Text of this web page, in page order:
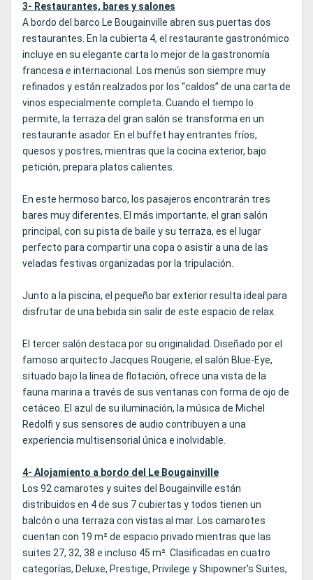
3- Restaurantes, bares y salones
A bordo del barco Le Bougainville abren sus puertas dos
restaurantes. En la cubierta 4, el restaurante gastronómico
incluye en su elegante carta lo mejor de la gastronomía
francesa e internacional. Los menús son siempre muy
refinados y están realzados por los “caldos” de una carta de
vinos especialmente completa. Cuando el tiempo lo
permite, la terraza del gran salón se transforma en un
restaurante asador. En el buffet hay entrantes fríos,
quesos y postres, mientras que la cocina exterior, bajo
petición, prepara platos calientes.
En este hermoso barco, los pasajeros encontrarán tres
bares muy diferentes. El más importante, el gran salón
principal, con su pista de baile y su terraza, es el lugar
perfecto para compartir una copa o asistir a una de las
veladas festivas organizadas por la tripulación.
Junto a la piscina, el pequeño bar exterior resulta ideal para
disfrutar de una bebida sin salir de este espacio de relax.
El tercer salón destaca por su originalidad. Diseñado por el
famoso arquitecto Jacques Rougerie, el salón Blue-Eye,
situado bajo la línea de flotación, ofrece una vista de la
fauna marina a través de sus ventanas con forma de ojo de
cetáceo. El azul de su iluminación, la música de Michel
Redolfi y sus sensores de audio contribuyen a una
experiencia multisensorial única e inolvidable.
4- Alojamiento a bordo del Le Bougainville
Los 92 camarotes y suites del Bougainville están
distribuidos en 4 de sus 7 cubiertas y todos tienen un
balcón o una terraza con vistas al mar. Los camarotes
cuentan con 19 m² de espacio privado mientras que las
suites 27, 32, 38 e incluso 45 m². Clasificadas en cuatro
categorías, Deluxe, Prestige, Privilege y Shipowner's Suites,